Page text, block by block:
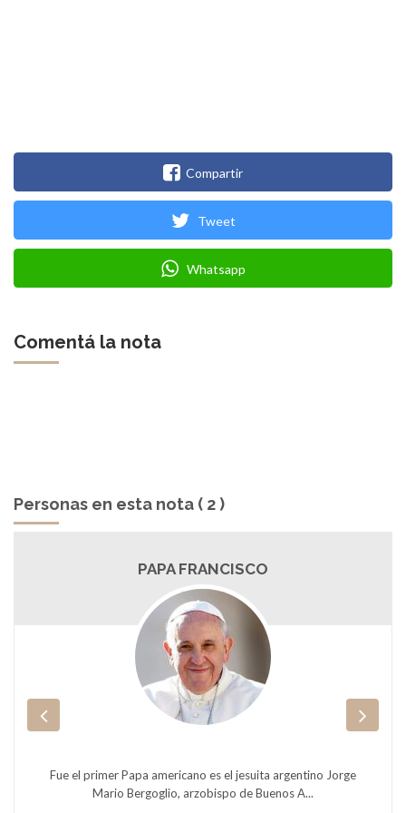
Compartir
Tweet
Whatsapp
Comentá la nota
Personas en esta nota ( 2 )
PAPA FRANCISCO
Fue el primer Papa americano es el jesuita argentino Jorge
Mario Bergoglio, arzobispo de Buenos A...